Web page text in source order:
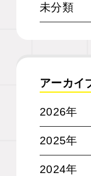
未分類
アーカイ
2026年
2025年
2024年